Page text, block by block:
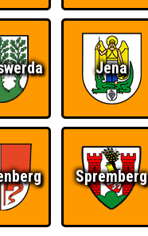
Jena
Spremberg